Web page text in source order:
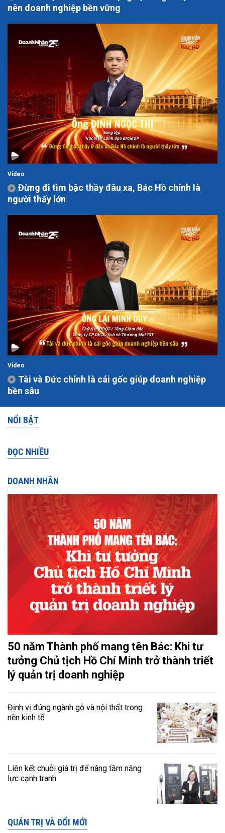
nên doanh nghiệp bền vững
Video
Đừng đi tìm bậc thầy đâu xa, Bác Hồ chính là
người thấy lớn
Video
Tài và Đức chính là cái gốc giúp doanh nghiệp
bền sâu
NỔI BẬT
ĐỌC NHIỀU
DOANH NHÂN
50 năm Thành phố mang tên Bác: Khi tư
tưởng Chủ tịch Hồ Chí Minh trở thành triết
lý quản trị doanh nghiệp
Định vị đúng ngành gỗ và nội thất trong
nền kinh tế
Liên kết chuỗi giá trị để nâng tầm năng
lực cạnh tranh
QUẢN TRỊ VÀ ĐỔI MỚI